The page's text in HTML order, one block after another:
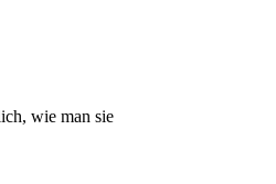
wie man sie